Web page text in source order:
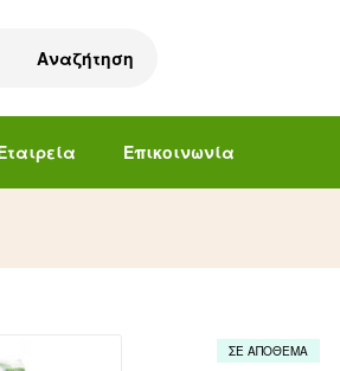
Αναζήτηση
Επικοινωνία
ΣΕ ΑΠΟΘΕΜΑ